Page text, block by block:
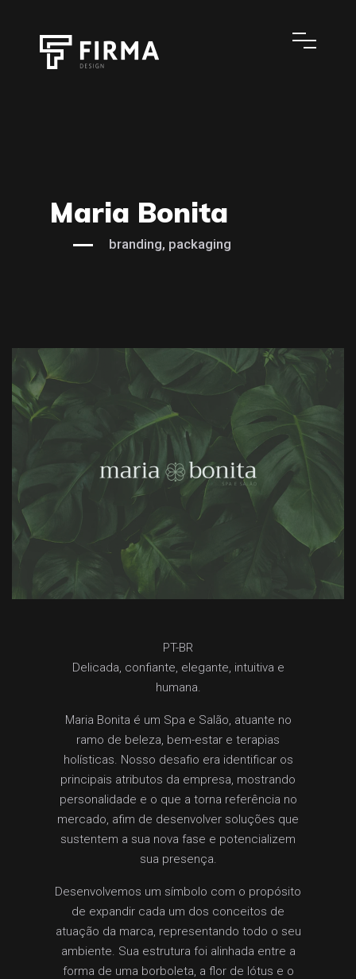
Maria Bonita
branding, packaging
PT-BR
Delicada, confiante, elegante, intuitiva e
humana.
Maria Bonita é um Spa e Salão, atuante no
ramo de beleza, bem-estar e terapias
holísticas. Nosso desafio era identificar os
principais atributos da empresa, mostrando
personalidade e o que a torna referência no
mercado, afim de desenvolver soluções que
sustentem a sua nova fase e potencializem
sua presença.
Desenvolvemos um símbolo com o propósito
de expandir cada um dos conceitos de
atuação da marca, representando todo o seu
ambiente. Sua estrutura foi alinhada entre a
forma de uma borboleta, a flor de lótus e o